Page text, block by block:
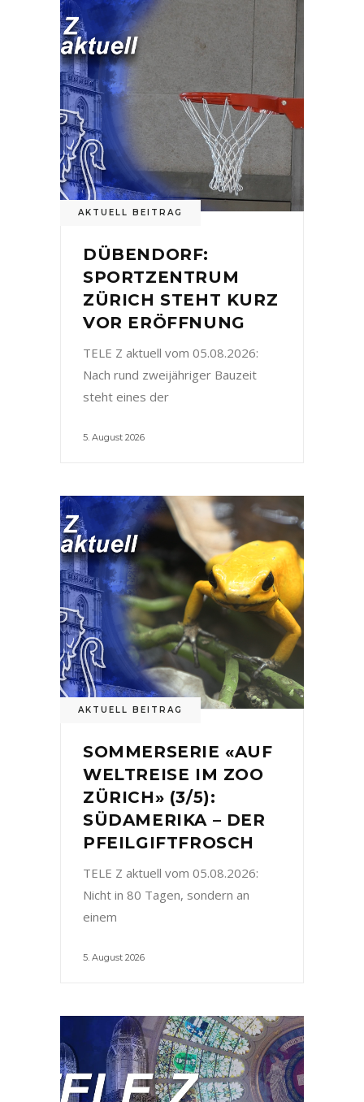
AKTUELL BEITRAG
DÜBENDORF:
SPORTZENTRUM
ZÜRICH STEHT KURZ
VOR ERÖFFNUNG
TELE Z aktuell vom 05.08.2026:
Nach rund zweijähriger Bauzeit
steht eines der
5. August 2026
AKTUELL BEITRAG
SOMMERSERIE «AUF
WELTREISE IM ZOO
ZÜRICH» (3/5):
SÜDAMERIKA – DER
PFEILGIFTFROSCH
TELE Z aktuell vom 05.08.2026:
Nicht in 80 Tagen, sondern an
einem
5. August 2026